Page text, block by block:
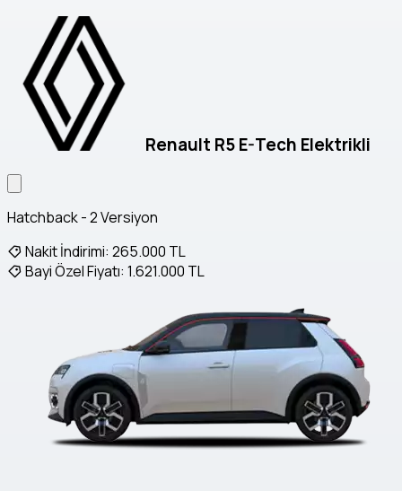
Renault R5 E-Tech Elektrikli
Hatchback - 2 Versiyon
Nakit İndirimi: 265.000 TL
Bayi Özel Fiyatı: 1.621.000 TL